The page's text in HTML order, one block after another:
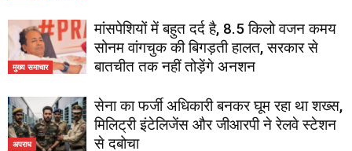
मुख्य समाचार
मांसपेशियों में बहुत दर्द है, 8.5 किलो वजन कमय
सोनम वांगचुक की बिगड़ती हालत, सरकार से
बातचीत तक नहीं तोड़ेंगे अनशन
अपराध
सेना का फर्जी अधिकारी बनकर घूम रहा था शख्स,
मिलिट्री इंटेलिजेंस और जीआरपी ने रेलवे स्टेशन
से दबोचा